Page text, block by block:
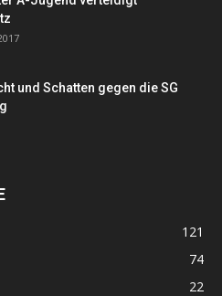
und Schatten gegen die SG
121
74
22